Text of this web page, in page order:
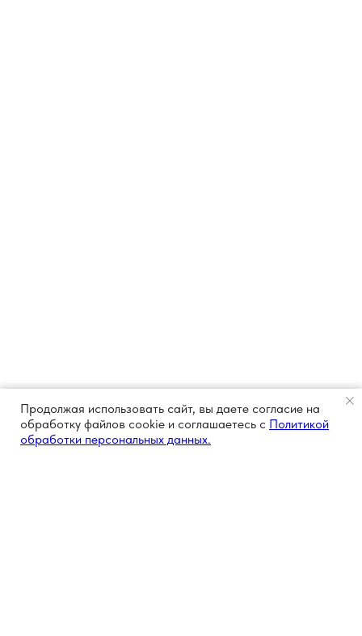
Продолжая использовать сайт, вы даете согласие на
обработку файлов cookie и соглашаетесь с Политикой
обработки персональных данных.